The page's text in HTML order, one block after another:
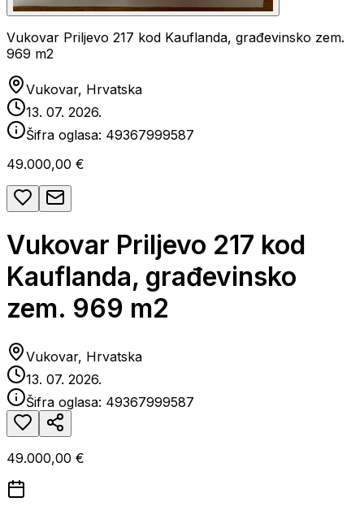
Vukovar Priljevo 217 kod Kauflanda, građevinsko zem.
969 m2
Vukovar, Hrvatska
13. 07. 2026.
Šifra oglasa: 49367999587
49.000,00 €
Vukovar Priljevo 217 kod
Kauflanda, građevinsko
zem. 969 m2
Vukovar, Hrvatska
13. 07. 2026.
Šifra oglasa: 49367999587
49.000,00 €